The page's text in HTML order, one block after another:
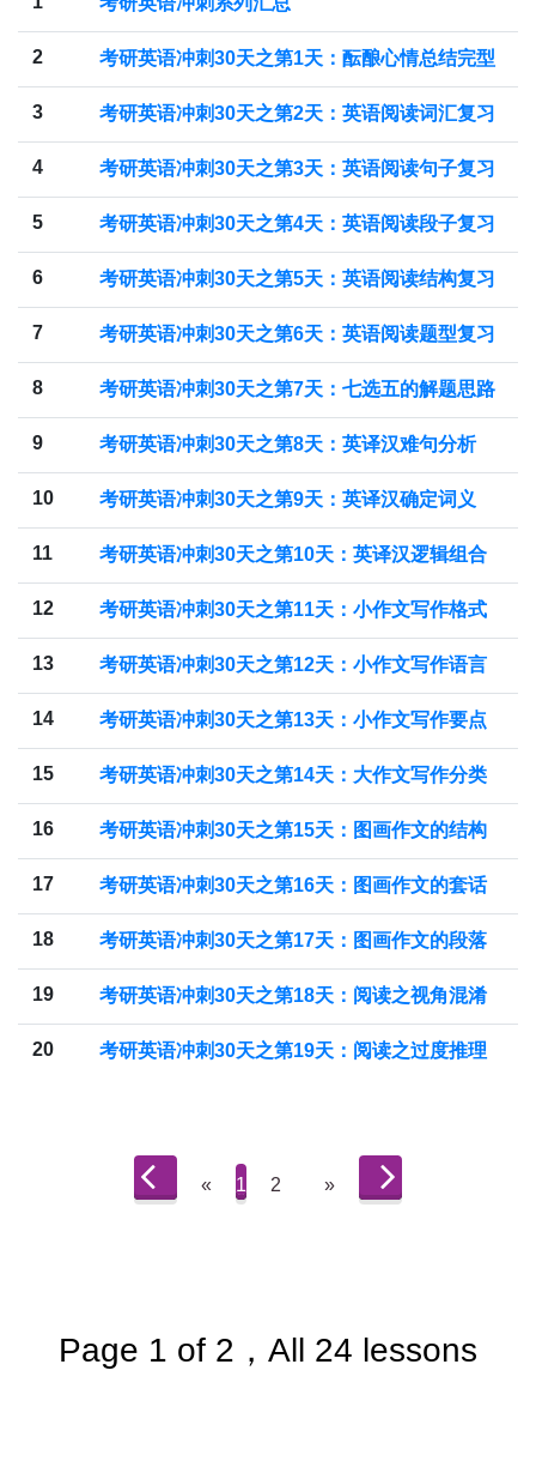
2 考研英语冲刺30天之第1天：酝酿心情总结完型
3 考研英语冲刺30天之第2天：英语阅读词汇复习
4 考研英语冲刺30天之第3天：英语阅读句子复习
5 考研英语冲刺30天之第4天：英语阅读段子复习
6 考研英语冲刺30天之第5天：英语阅读结构复习
7 考研英语冲刺30天之第6天：英语阅读题型复习
8 考研英语冲刺30天之第7天：七选五的解题思路
9 考研英语冲刺30天之第8天：英译汉难句分析
10 考研英语冲刺30天之第9天：英译汉确定词义
11 考研英语冲刺30天之第10天：英译汉逻辑组合
12 考研英语冲刺30天之第11天：小作文写作格式
13 考研英语冲刺30天之第12天：小作文写作语言
14 考研英语冲刺30天之第13天：小作文写作要点
15 考研英语冲刺30天之第14天：大作文写作分类
16 考研英语冲刺30天之第15天：图画作文的结构
17 考研英语冲刺30天之第16天：图画作文的套话
18 考研英语冲刺30天之第17天：图画作文的段落
19 考研英语冲刺30天之第18天：阅读之视角混淆
20 考研英语冲刺30天之第19天：阅读之过度推理
« 1 2 »
Page 1 of 2，All 24 lessons